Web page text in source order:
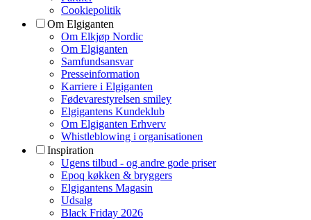
Cookiepolitik
Om Elgiganten
Om Elkjøp Nordic
Om Elgiganten
Samfundsansvar
Presseinformation
Karriere i Elgiganten
Fødevarestyrelsen smiley
Elgigantens Kundeklub
Om Elgiganten Erhverv
Whistleblowing i organisationen
Inspiration
Ugens tilbud - og andre gode priser
Epoq køkken & bryggers
Elgigantens Magasin
Udsalg
Black Friday 2026